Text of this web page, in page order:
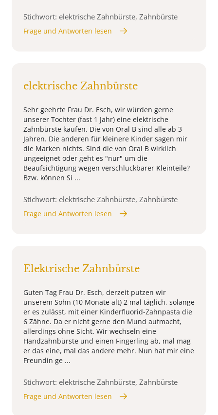
Stichwort: elektrische Zahnbürste, Zahnbürste
Frage und Antworten lesen
elektrische Zahnbürste
Sehr geehrte Frau Dr. Esch, wir würden gerne
unserer Tochter (fast 1 Jahr) eine elektrische
Zahnbürste kaufen. Die von Oral B sind alle ab 3
Jahren. Die anderen für kleinere Kinder sagen mir
die Marken nichts. Sind die von Oral B wirklich
ungeeignet oder geht es "nur" um die
Beaufsichtigung wegen verschluckbarer Kleinteile?
Bzw. können Si ...
Stichwort: elektrische Zahnbürste, Zahnbürste
Frage und Antworten lesen
Elektrische Zahnbürste
Guten Tag Frau Dr. Esch, derzeit putzen wir
unserem Sohn (10 Monate alt) 2 mal täglich, solange
er es zulässt, mit einer Kinderfluorid-Zahnpasta die
6 Zähne. Da er nicht gerne den Mund aufmacht,
allerdings ohne Sicht. Wir wechseln eine
Handzahnbürste und einen Fingerling ab, mal mag
er das eine, mal das andere mehr. Nun hat mir eine
Freundin ge ...
Stichwort: elektrische Zahnbürste, Zahnbürste
Frage und Antworten lesen